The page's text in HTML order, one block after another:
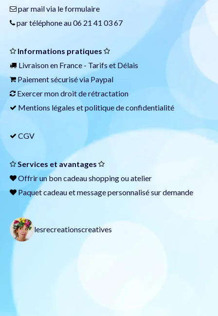
par mail via leformulaire
par téléphone au 06 21 41 03 67
Informations pratiques
Livraison en France - Tarifs et Délais
Paiement sécurisé via Paypal
Exercer mon droit de rétractation
Mentions légales et politique de confidentialité
CGV
Services et avantages
Offrir unbon cadeaushopping ou atelier
Paquet cadeau et message personnalisé sur demande
lesrecreationscreatives